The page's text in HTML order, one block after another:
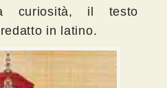
curiosità, il testo
in latino.